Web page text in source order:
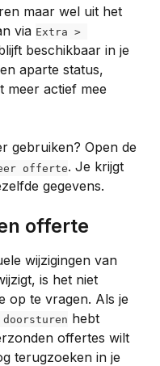
maar wel uit het
via Extra >
beschikbaar in je
aparte status,
meer actief mee
gebruiken? Open de
offerte. Je krijgt
gegevens.
offerte
wijzigingen van
is het niet
op te vragen. Als je
hebt
offertes wilt
terugzoeken in je